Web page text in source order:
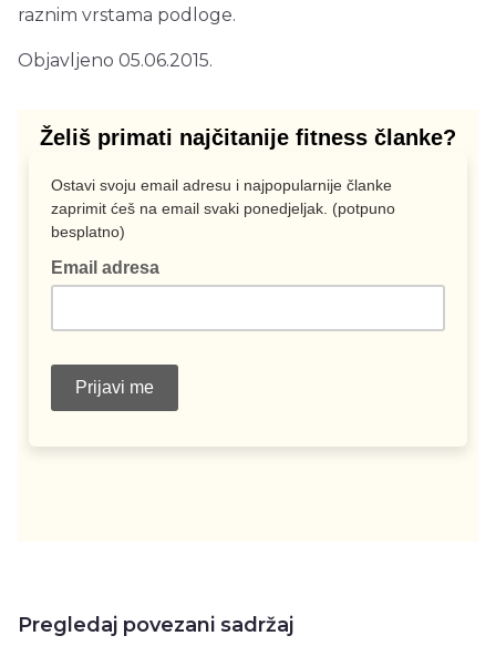
raznim vrstama podloge.
Objavljeno 05.06.2015.
Pregledaj povezani sadržaj